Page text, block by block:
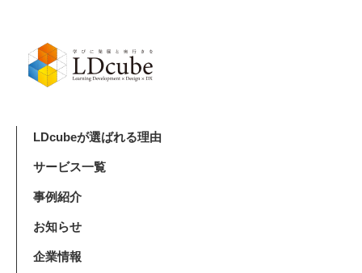
LDcubeが選ばれる理由
サービス一覧
事例紹介
お知らせ
企業情報